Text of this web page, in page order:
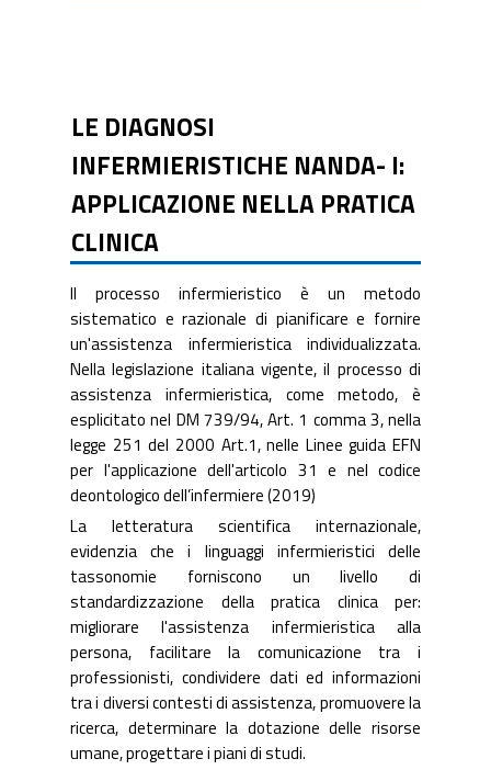
LE DIAGNOSI
INFERMIERISTICHE NANDA- I:
APPLICAZIONE NELLA PRATICA
CLINICA
Il processo infermieristico è un metodo
sistematico e razionale di pianificare e fornire
un'assistenza infermieristica individualizzata.
Nella legislazione italiana vigente, il processo di
assistenza infermieristica, come metodo, è
esplicitato nel DM 739/94, Art. 1 comma 3, nella
legge 251 del 2000 Art.1, nelle Linee guida EFN
per l'applicazione dell'articolo 31 e nel codice
deontologico dell’infermiere (2019)
La letteratura scientifica internazionale,
evidenzia che i linguaggi infermieristici delle
tassonomie forniscono un livello di
standardizzazione della pratica clinica per:
migliorare l'assistenza infermieristica alla
persona, facilitare la comunicazione tra i
professionisti, condividere dati ed informazioni
tra i diversi contesti di assistenza, promuovere la
ricerca, determinare la dotazione delle risorse
umane, progettare i piani di studi.